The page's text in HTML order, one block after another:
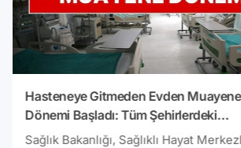
Hasteneye Gitmeden Evden Muayene
Dönemi Başladı: Tüm Şehirlerdeki
Hastanelerde Ücretsiz Olarak Başladı
Sağlık Bakanlığı, Sağlıklı Hayat